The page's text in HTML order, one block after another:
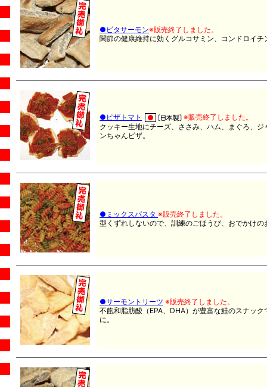
●ビタサーモン※販売終了しました。
関節の健康維持に効くグルコサミン、コンドロイ
●ピザトマト
※販売終了しました。
クッキー生地にチーズ、ささみ、ハム、まぐろ、
ンちゃんピザ。
●ミックスパスタ ※販売終了しました。
型くずれしないので、訓練のごほうび、おでかけ
●サーモントリーツ ※販売終了しました。
不飽和脂肪酸（EPA、DHA）が豊富な鮭のスナッ
に。